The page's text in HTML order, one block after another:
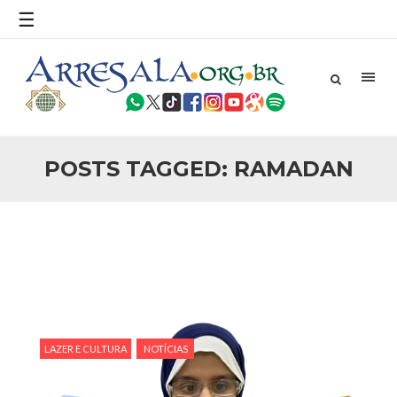
☰
POSTS TAGGED: RAMADAN
do terrorismo não
25 DE SETEMBRO DE 2010
Necessárias Considerações Sobre o
Conflito
Por: Ahmed Ismail Introdução O presente artigo resume as
Em nome de Deus, O Clemente, O Misericordioso! O Centro
Islâmico no Brasil parabeniza a nação islâmica pela chegada
no ano novo muçulmano de 1435 Hejrita. Desejamos a
todos os irmãos e irmãs um novo
LAZER E CULTURA NOTÍCIAS